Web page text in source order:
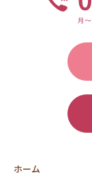
ホーム